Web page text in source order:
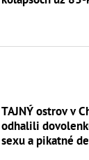
TAJNÝ ostrov v
odhalili
sexu a pikatné